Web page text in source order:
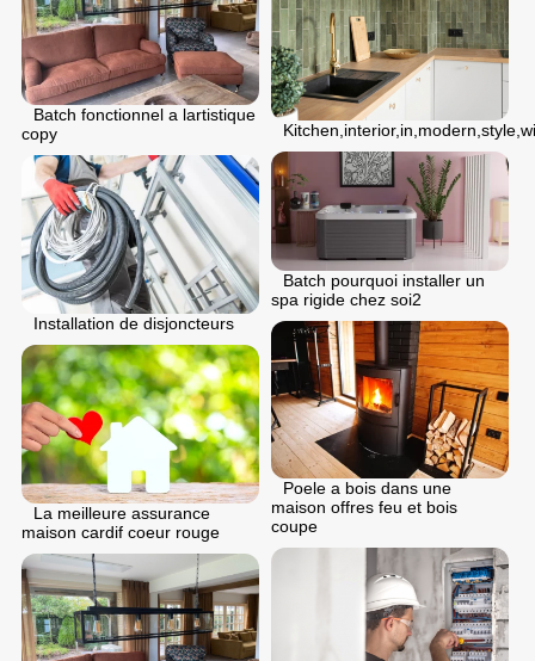
Batch fonctionnel a lartistique
copy
Batch pourquoi installer un
spa rigide chez soi2
Installation de disjoncteurs
Poele a bois dans une
maison offres feu et bois
coupe
La meilleure assurance
maison cardif coeur rouge